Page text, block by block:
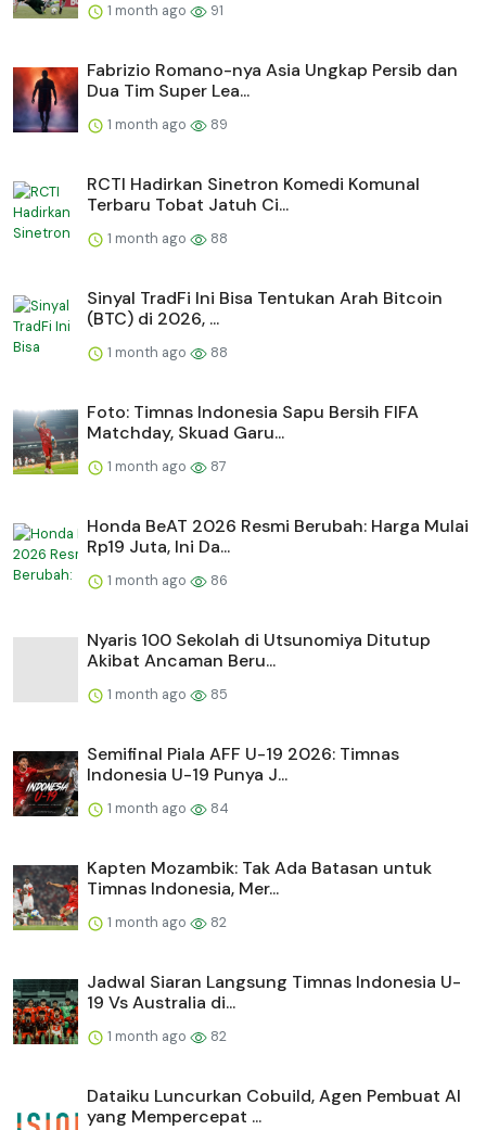
1 month ago 91
Fabrizio Romano-nya Asia Ungkap Persib dan
Dua Tim Super Lea...
1 month ago 89
RCTI Hadirkan Sinetron Komedi Komunal
Terbaru Tobat Jatuh Ci...
1 month ago 88
Sinyal TradFi Ini Bisa Tentukan Arah Bitcoin
(BTC) di 2026, ...
1 month ago 88
Foto: Timnas Indonesia Sapu Bersih FIFA
Matchday, Skuad Garu...
1 month ago 87
Honda BeAT 2026 Resmi Berubah: Harga Mulai
Rp19 Juta, Ini Da...
1 month ago 86
Nyaris 100 Sekolah di Utsunomiya Ditutup
Akibat Ancaman Beru...
1 month ago 85
Semifinal Piala AFF U-19 2026: Timnas
Indonesia U-19 Punya J...
1 month ago 84
Kapten Mozambik: Tak Ada Batasan untuk
Timnas Indonesia, Mer...
1 month ago 82
Jadwal Siaran Langsung Timnas Indonesia U-
19 Vs Australia di...
1 month ago 82
Dataiku Luncurkan Cobuild, Agen Pembuat AI
yang Mempercepat ...